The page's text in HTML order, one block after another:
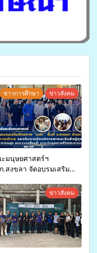
ข่าวการศึกษา ข่าวสังคม
มนุษยศาสตร์ฯ
.สงขลา จัดอบรมเสริม
งบกองทุนสุขภาพตำบล
งรับการจัดบริการพาหนะรับ
ทุพพลภาพเพื่อเข้ารับ
ารสาธารณสุข ลดความ
อมล้ำ ยกระดับคุณภาพ
ประชาชนอย่างยั่งยืน
ข่าวสังคม